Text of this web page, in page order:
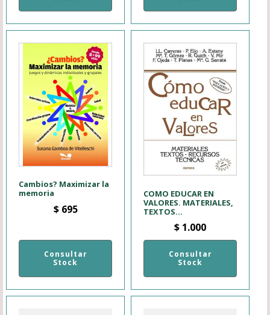
Cambios? Maximizar la
memoria
$695
Consultar
Stock
COMO EDUCAR EN
VALORES. MATERIALES,
TEXTOS...
$ 1.000
Consultar
Stock